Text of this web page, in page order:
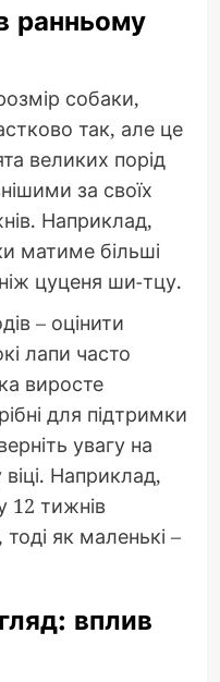
ранньому
собаки,
так, але це
великих порід
за своїх
Наприклад,
матиме більші
цуценя ши-тцу.
– оцінити
лапи часто
виросте
для підтримки
увагу на
Наприклад,
12 тижнів
як маленькі –
вплив